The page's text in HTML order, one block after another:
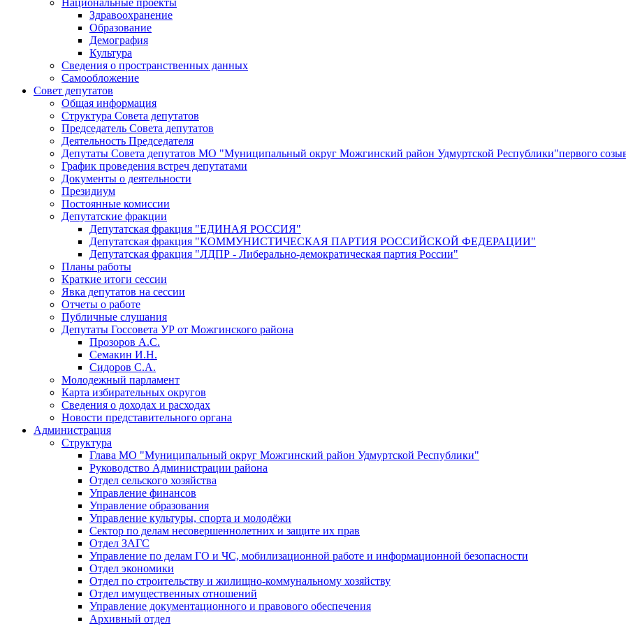
Здравоохранение
Образование
Демография
Культура
Сведения о пространственных данных
Самообложение
Совет депутатов
Общая информация
Структура Совета депутатов
Председатель Совета депутатов
Деятельность Председателя
Депутаты Совета депутатов МО "Муниципальный округ Можгинский район Удмуртской Республики"первого
График проведения встреч депутатами
Документы о деятельности
Президиум
Постоянные комиссии
Депутатские фракции
Депутатская фракция "ЕДИНАЯ РОССИЯ"
Депутатская фракция "КОММУНИСТИЧЕСКАЯ ПАРТИЯ РОССИЙСКОЙ ФЕДЕРАЦИИ"
Депутатская фракция "ЛДПР - Либерально-демократическая партия России"
Планы работы
Краткие итоги сессии
Явка депутатов на сессии
Отчеты о работе
Публичные слушания
Депутаты Госсовета УР от Можгинского района
Прозоров А.С.
Семакин И.Н.
Сидоров С.А.
Молодежный парламент
Карта избирательных округов
Сведения о доходах и расходах
Новости представительного органа
Администрация
Структура
Глава МО "Муниципальный округ Можгинский район Удмуртской Республики"
Руководство Администрации района
Отдел сельского хозяйства
Управление финансов
Управление образования
Управление культуры, спорта и молодёжи
Сектор по делам несовершеннолетних и защите их прав
Отдел ЗАГС
Управление по делам ГО и ЧС, мобилизационной работе и информационной безопасности
Отдел экономики
Отдел по строительству и жилищно-коммунальному хозяйству
Отдел имущественных отношений
Управление документационного и правового обеспечения
Архивный отдел